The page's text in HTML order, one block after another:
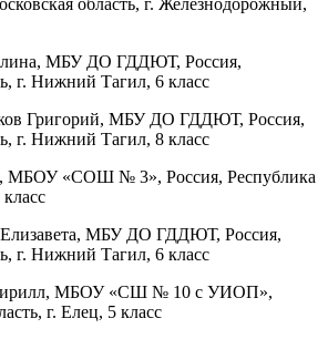
область, г. Железнодорожный,
МБУ ДО ГДДЮТ, Россия,
г. Нижний Тагил, 6 класс
Григорий, МБУ ДО ГДДЮТ, Россия,
г. Нижний Тагил, 8 класс
МБОУ «СОШ № 3», Россия, Республика
Елизавета, МБУ ДО ГДДЮТ, Россия,
г. Нижний Тагил, 6 класс
МБОУ «СШ № 10 с УИОП»,
г. Елец, 5 класс